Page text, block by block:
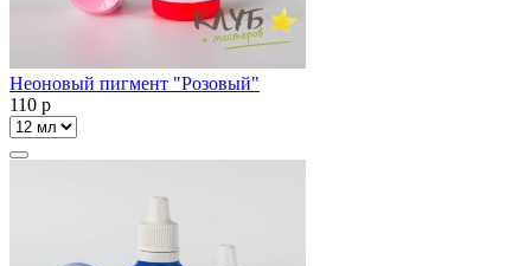
Неоновый пигмент "Розовый"
110 p